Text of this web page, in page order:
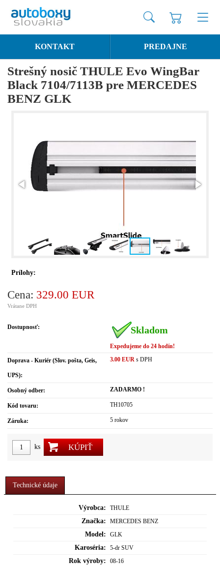
KONTAKT PREDAJNE
Strešný nosič THULE Evo WingBar
Black 7104/7113B pre MERCEDES
BENZ GLK
Prílohy:
Cena: 329.00 EUR
Vrátane DPH
Dostupnosť: Skladom
Expedujeme do 24 hodín!
Doprava - Kuriér (Slov. pošta, Geis,
UPS):
3.00 EUR s DPH
Osobný odber: ZADARMO !
Kód tovaru: TH10705
Záruka: 5 rokov
ks KÚPIŤ
Technické údaje
Výrobca: THULE
Značka: MERCEDES BENZ
Model: GLK
Karoséria: 5-dr SUV
Rok výroby: 08-16